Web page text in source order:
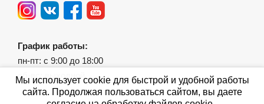
График работы:
пн-пт: с 9:00 до 18:00
сб-вс: выходной
Мы использует cookie для быстрой и удобной работы
сайта. Продолжая пользоваться сайтом, вы даете